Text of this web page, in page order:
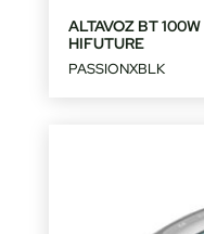
ALTAVOZ BT
HIFUTURE
PASSIONXBLK